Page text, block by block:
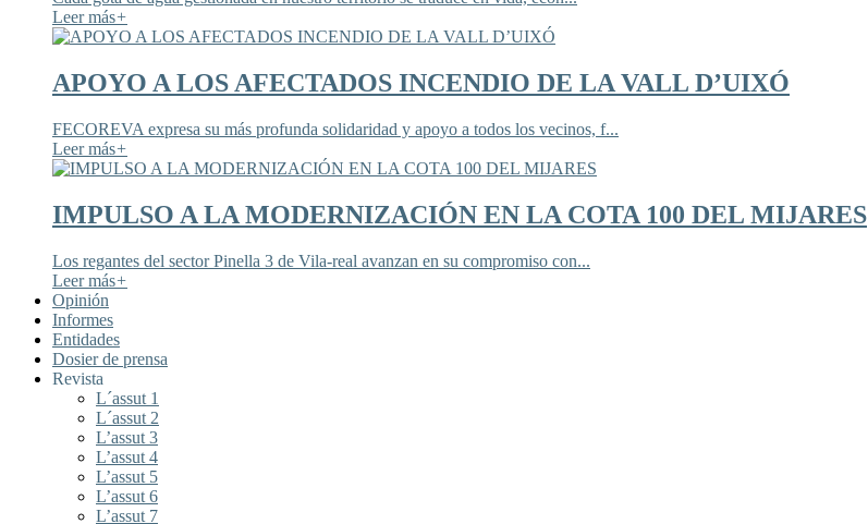
Leer más+
APOYO A LOS AFECTADOS INCENDIO DE LA VALL D’UIXÓ
FECOREVA expresa su más profunda solidaridad y apoyo a todos los vecinos, f...
Leer más+
IMPULSO A LA MODERNIZACIÓN EN LA COTA 100 DEL MIJARES
Los regantes del sector Pinella 3 de Vila-real avanzan en su compromiso con...
Leer más+
Opinión
Informes
Entidades
Dosier de prensa
Revista
L´assut 1
L´assut 2
L’assut 3
L’assut 4
L’assut 5
L’assut 6
L’assut 7